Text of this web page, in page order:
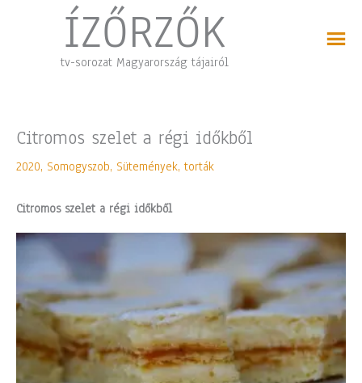
ÍZŐRZŐK
tv-sorozat Magyarország tájairól
Citromos szelet a régi időkből
2020, Somogyszob, Sütemények, torták
Citromos szelet a régi időkből